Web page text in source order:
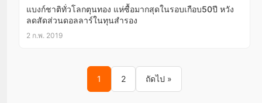
แบงก์ชาติทั่วโลกตุนทอง แห่ซื้อมากสุดในรอบเกือบ50ปี หวัง
ลดสัดส่วนดอลลาร์ในทุนสำรอง
2 ก.พ. 2019
Posts pagination
1 2 ถัดไป »